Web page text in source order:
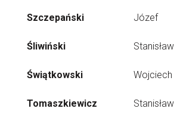
Szczepański Józef
Śliwiński Stanisław
Świątkowski Wojciech
Tomaszkiewicz Stanisław